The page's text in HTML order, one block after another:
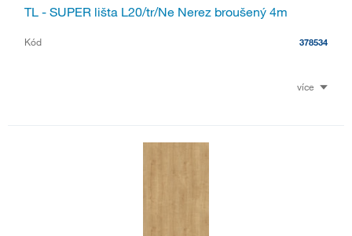
TL - SUPER lišta L20/tr/Ne Nerez broušený 4m
Kód 378534
více